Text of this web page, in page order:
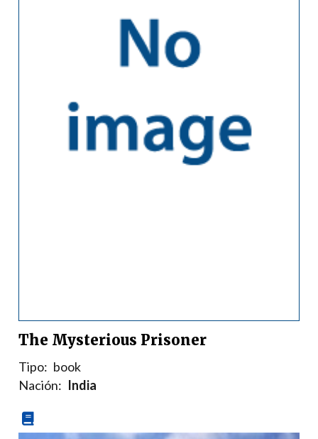
The Mysterious Prisoner
Tipo: book
Nación: India